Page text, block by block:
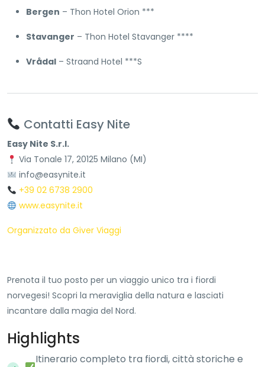
Bergen – Thon Hotel Orion ***
Stavanger – Thon Hotel Stavanger ****
Vrådal – Straand Hotel ***S
Contatti Easy Nite
Easy Nite S.r.l.
Via Tonale 17, 20125 Milano (MI)
info@easynite.it
+39 02 6738 2900
www.easynite.it
Organizzato da Giver Viaggi
Prenota il tuo posto per un viaggio unico tra i fiordi
norvegesi! Scopri la meraviglia della natura e lasciati
incantare dalla magia del Nord.
Highlights
Itinerario completo tra fiordi, città storiche e